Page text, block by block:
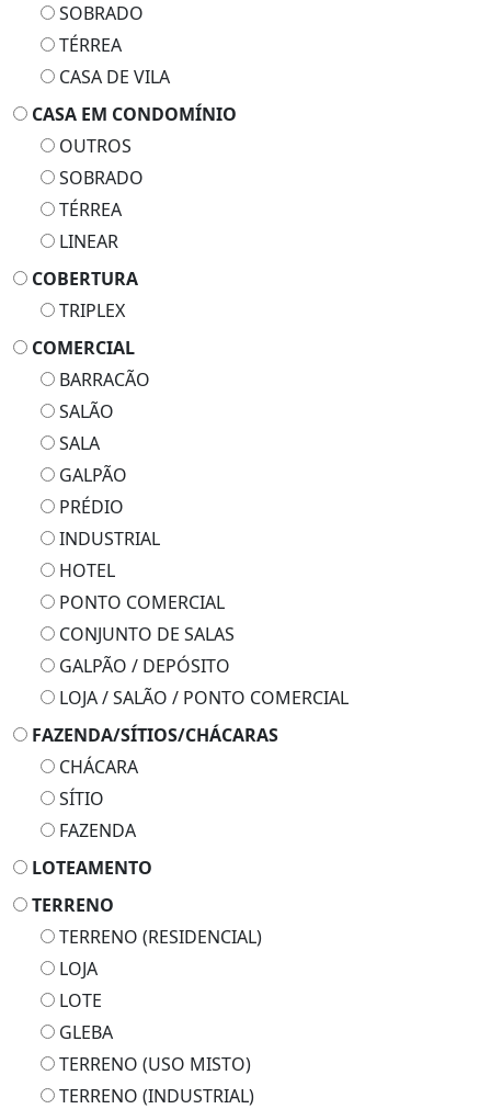
SOBRADO
TÉRREA
CASA DE VILA
CASA EM CONDOMÍNIO
OUTROS
SOBRADO
TÉRREA
LINEAR
COBERTURA
TRIPLEX
COMERCIAL
BARRACÃO
SALÃO
SALA
GALPÃO
PRÉDIO
INDUSTRIAL
HOTEL
PONTO COMERCIAL
CONJUNTO DE SALAS
GALPÃO / DEPÓSITO
LOJA / SALÃO / PONTO COMERCIAL
FAZENDA/SÍTIOS/CHÁCARAS
CHÁCARA
SÍTIO
FAZENDA
LOTEAMENTO
TERRENO
TERRENO (RESIDENCIAL)
LOJA
LOTE
GLEBA
TERRENO (USO MISTO)
TERRENO (INDUSTRIAL)